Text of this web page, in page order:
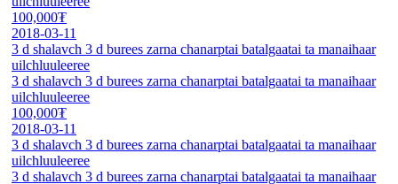
100,000₮
2018-03-11
3 d shalavch 3 d burees zarna chanarptai batalgaatai ta manaihaar
uilchluuleeree
3 d shalavch 3 d burees zarna chanarptai batalgaatai ta manaihaar
uilchluuleeree
100,000₮
2018-03-11
3 d shalavch 3 d burees zarna chanarptai batalgaatai ta manaihaar
uilchluuleeree
3 d shalavch 3 d burees zarna chanarptai batalgaatai ta manaihaar